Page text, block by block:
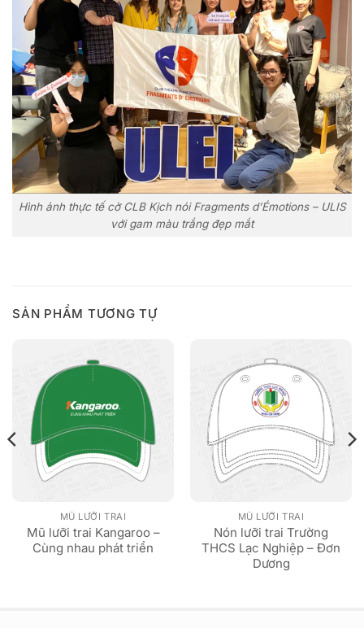
Hình ảnh thực tế cờ CLB Kịch nói Fragments d’Émotions – ULIS
với gam màu trắng đẹp mắt
SẢN PHẨM TƯƠNG TỰ
MŨ LƯỠI TRAI
Mũ lưỡi trai Kangaroo –
Cùng nhau phát triển
MŨ LƯỠI TRAI
Nón lưỡi trai Trường
THCS Lạc Nghiệp – Đơn
Dương